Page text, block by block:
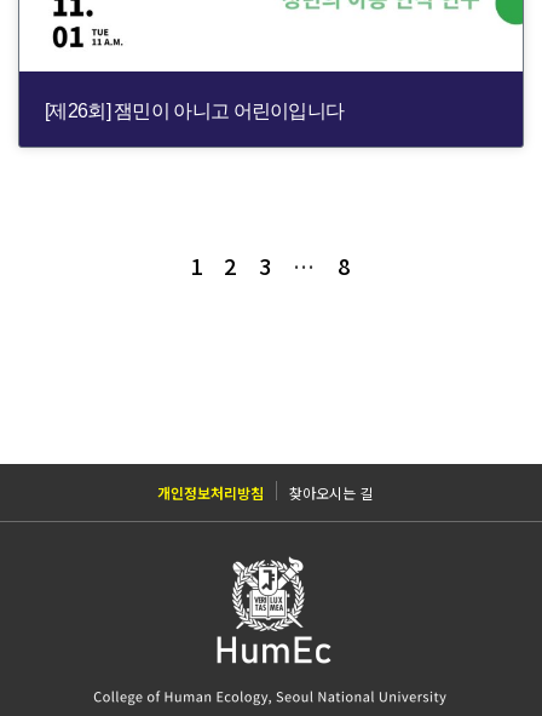
[제26회] 잼민이 아니고 어린이입니다
1 2 3 … 8
개인정보처리방침 찾아오시는 길